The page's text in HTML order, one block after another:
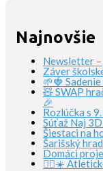
Najnovšie
Newsletter
Záver
🌱🍓
🧸 SWAP
🎉
Rozlúčka s
Súťaž Naj
Šiestaci na
Šarišský hrad
Domáci
🏃‍♀️☀️